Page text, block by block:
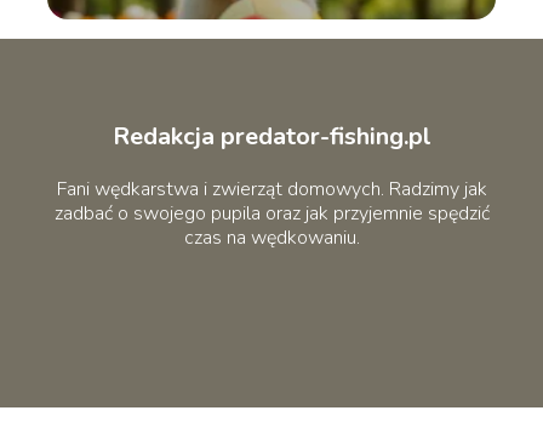
Redakcja predator-fishing.pl
Fani wędkarstwa i zwierząt domowych. Radzimy jak
zadbać o swojego pupila oraz jak przyjemnie spędzić
czas na wędkowaniu.